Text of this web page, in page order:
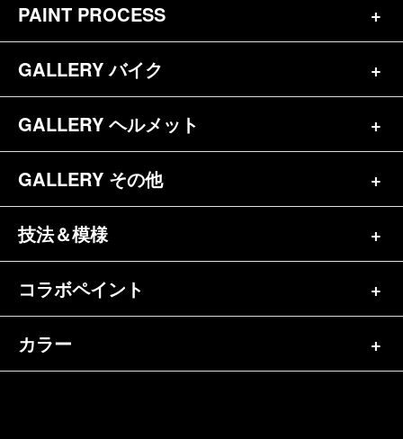
トップページ
お問合せ
参考価格
キャンディペイントとは？
メディア掲載（18）
ペイントワンポイント（9）
ペイント済商品（11）
PAINT PROCESS
バイク（180）
ヘルメット（84）
GALLERY バイク
バイク一覧（184）
ハーレー（141）
ホンダ（20）
スズキ（8）
GALLERY ヘルメット
ヘルメット一覧（139）
半ヘル（39）
フルフェイス（23）
GALLERY その他
その他一覧（92）
自転車&三輪車（11）
車パーツ（9）
技法＆模様
シンプル（38）
グラフィック（88）
コラボペイント
エアブラシ（23）
カラー